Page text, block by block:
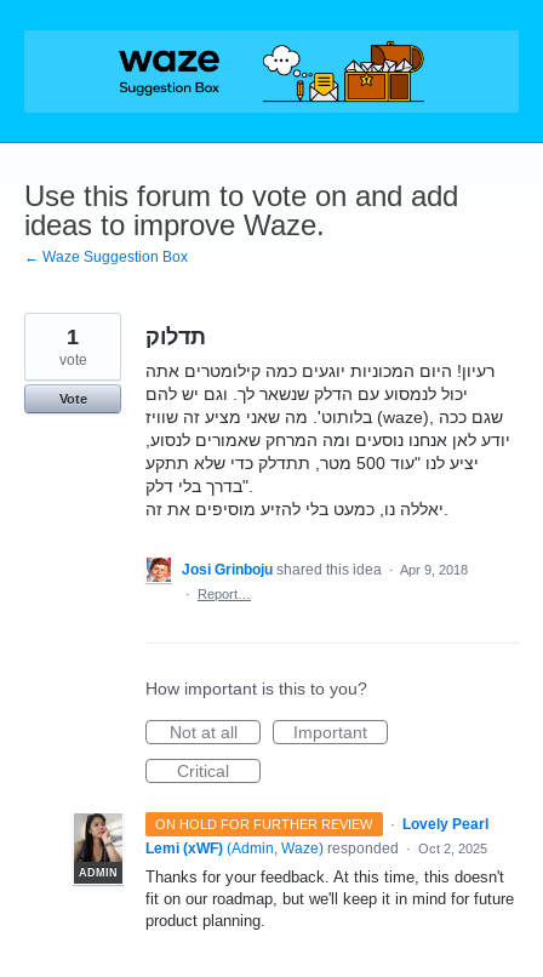
Skip
Use this forum to vote on and add
ideas to improve Waze.
← Waze Suggestion Box
תדלוק
רעיון! היום המכוניות יוגעים כמה קילומטרים אתה
יכול לנמסוע עם הדלק שנשאר לך. וגם יש להם
בלותוט'. מה שאני מציע זה שוויז (waze), שגם ככה
יודע לאן אנחנו נוסעים ומה המרחק שאמורים לנסוע,
יציע לנו "עוד 500 מטר, תתדלק כדי שלא תתקע
בדרך בלי דלק".
1
vote
Vote
Josi Grinboju shared this idea · Apr 9, 2018
·
Report…
How important is this to you?
Not at all
Important
Critical
ON HOLD FOR FURTHER REVIEW ·
ADMIN
Lovely Pearl
Lemi (xWF) (Admin, Waze) responded · Oct 2, 2025
Thanks for your feedback. At this time, this doesn't
fit on our roadmap, but we'll keep it in mind for future
product planning.